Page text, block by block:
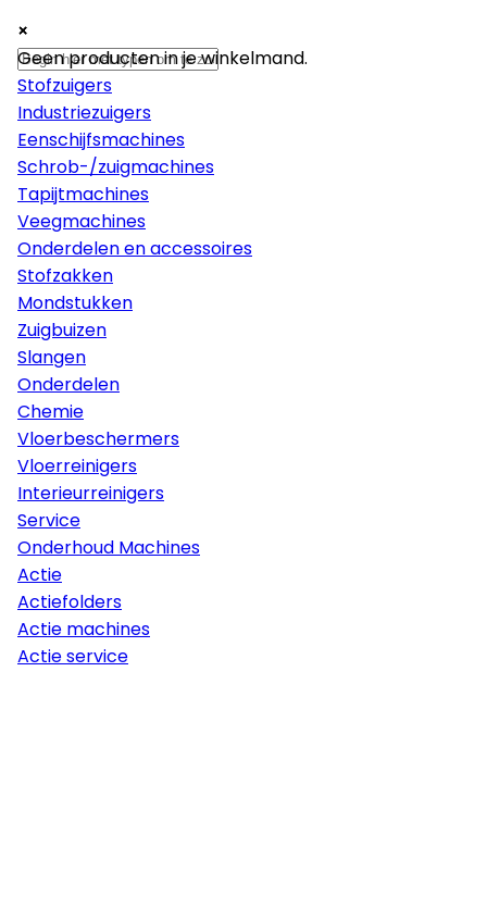
×
Machines
Stofzuigers
Industriezuigers
Eenschijfsmachines
Schrob-/zuigmachines
Tapijtmachines
Veegmachines
Onderdelen en accessoires
Stofzakken
Mondstukken
Zuigbuizen
Slangen
Onderdelen
Chemie
Vloerbeschermers
Vloerreinigers
Interieurreinigers
Service
Onderhoud Machines
Actie
Actiefolders
Actie machines
Actie service
×
×
Geen producten in je winkelmand.